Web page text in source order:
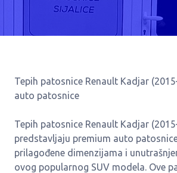
Tepih patosnice Renault Kadjar
auto patosnice
Tepih patosnice Renault Kadjar
predstavljaju premium auto
prilagođene dimenzijama i
ovog popularnog SUV modela. Ove